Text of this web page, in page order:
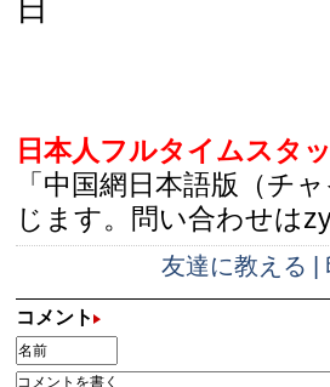
日
日本人フルタイムスタ
「中国網日本語版（チ
じます。問い合わせは
友達に教える
コメント